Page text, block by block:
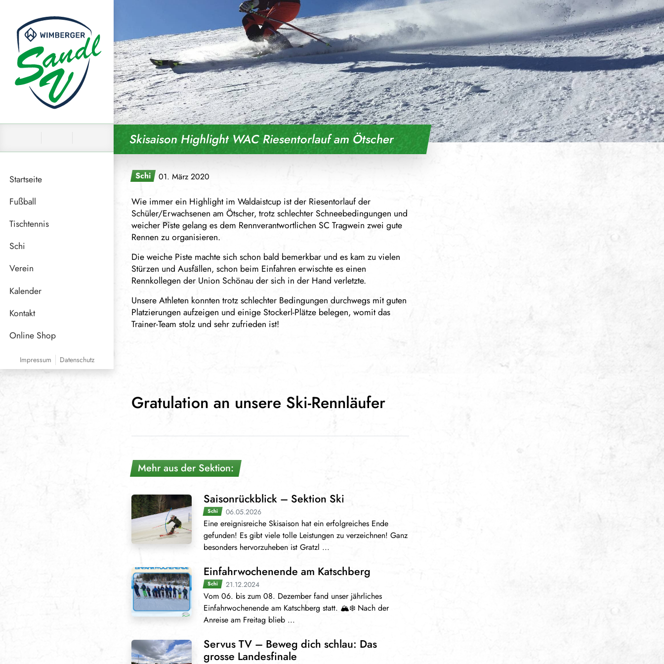
Startseite
Fußball
News
Tischtennis
Schi
Verein
Funktionäre
Kalender
Kontakt
Online Shop
Impressum Datenschutz
Skisaison Highlight WAC Riesentorlauf am Ötscher
Schi 01. März 2020
Wie immer ein Highlight im Waldaistcup ist der Riesentorlauf der
Schüler/Erwachsenen am Ötscher, trotz schlechter Schneebedingungen und
weicher Piste gelang es dem Rennverantwortlichen SC Tragwein zwei gute
Rennen zu organisieren.
Die weiche Piste machte sich schon bald bemerkbar und es kam zu vielen
Stürzen und Ausfällen, schon beim Einfahren erwischte es einen
Rennkollegen der Union Schönau der sich in der Hand verletzte.
Unsere Athleten konnten trotz schlechter Bedingungen durchwegs mit guten
Platzierungen aufzeigen und einige Stockerl-Plätze belegen, womit das
Trainer-Team stolz und sehr zufrieden ist!
Gratulation an unsere Ski-Rennläufer
Mehr aus der Sektion:
Saisonrückblick – Sektion Ski
Schi 06.05.2026
Eine ereignisreiche Skisaison hat ein erfolgreiches Ende
gefunden! Es gibt viele tolle Leistungen zu verzeichnen! Ganz
besonders hervorzuheben ist Gratzl ...
Einfahrwochenende am Katschberg
Schi 21.12.2024
Vom 06. bis zum 08. Dezember fand unser jährliches
Einfahrwochenende am Katschberg statt. 🏔️❄️ Nach der
Anreise am Freitag blieb ...
Servus TV – Beweg dich schlau: Das
grosse Landesfinale